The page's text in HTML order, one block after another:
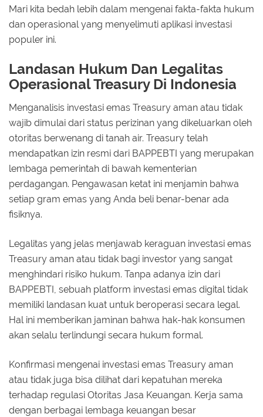
Mari kita bedah lebih dalam mengenai fakta-fakta hukum
dan operasional yang menyelimuti aplikasi investasi
populer ini.
Landasan Hukum Dan Legalitas
Operasional Treasury Di Indonesia
Menganalisis investasi emas Treasury aman atau tidak
wajib dimulai dari status perizinan yang dikeluarkan oleh
otoritas berwenang di tanah air. Treasury telah
mendapatkan izin resmi dari BAPPEBTI yang merupakan
lembaga pemerintah di bawah kementerian
perdagangan. Pengawasan ketat ini menjamin bahwa
setiap gram emas yang Anda beli benar-benar ada
fisiknya.
Legalitas yang jelas menjawab keraguan investasi emas
Treasury aman atau tidak bagi investor yang sangat
menghindari risiko hukum. Tanpa adanya izin dari
BAPPEBTI, sebuah platform investasi emas digital tidak
memiliki landasan kuat untuk beroperasi secara legal.
Hal ini memberikan jaminan bahwa hak-hak konsumen
akan selalu terlindungi secara hukum formal.
Konfirmasi mengenai investasi emas Treasury aman
atau tidak juga bisa dilihat dari kepatuhan mereka
terhadap regulasi Otoritas Jasa Keuangan. Kerja sama
dengan berbagai lembaga keuangan besar